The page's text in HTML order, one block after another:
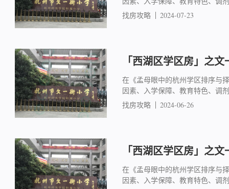
找房攻略
2024-07-23
「西湖区学区房」之
在《孟母眼中的杭州学区排序与
因素、入学保障、教育特色、调
找房攻略
2024-06-26
「西湖区学区房」之
在《孟母眼中的杭州学区排序与
因素、入学保障、教育特色、调